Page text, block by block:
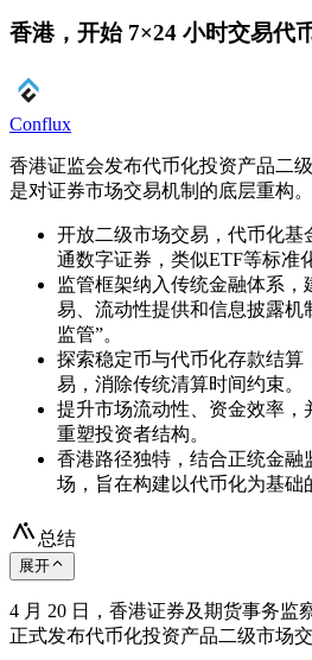
香港，开始 7×24 小时交易代
Conflux
香港证监会发布代币化投资产品二
是对证券市场交易机制的底层重构
开放二级市场交易，代币化基
通数字证券，类似ETF等标准
监管框架纳入传统金融体系，
易、流动性提供和信息披露机
监管”。
探索稳定币与代币化存款结算
易，消除传统清算时间约束。
提升市场流动性、资金效率，
重塑投资者结构。
香港路径独特，结合正统金融
场，旨在构建以代币化为基础
总结
展开
4 月 20 日，香港证券及期货事务监
正式发布代币化投资产品二级市场交